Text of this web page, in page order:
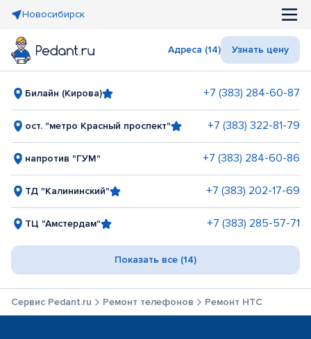
Новосибирск
Адреса (14) Узнать цену
Билайн (Кирова) +7 (383) 284-60-87
ост. "метро Красный проспект" +7 (383) 322-81-79
напротив "ГУМ" +7 (383) 284-60-86
ТД "Калининский" +7 (383) 202-17-69
ТЦ "Амстердам" +7 (383) 285-57-71
Показать все (14)
Сервис Pedant.ru Ремонт телефонов Ремонт HTC